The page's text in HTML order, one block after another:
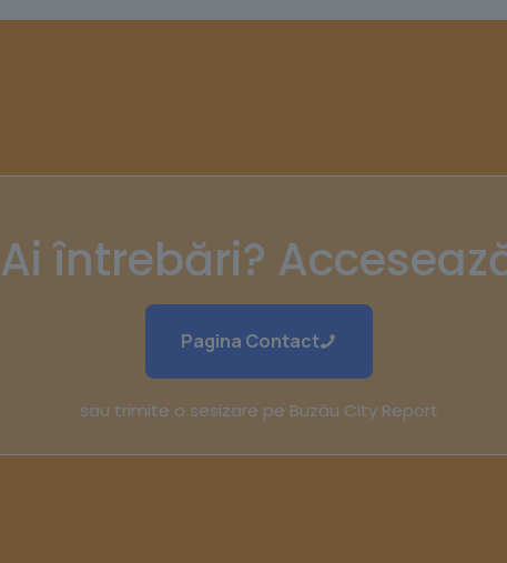
Ai întrebări?
Pagina Contact
sau trimite o sesizare pe Buzău City Report